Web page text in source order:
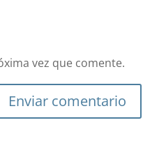
vez que comente.
Enviar comentario